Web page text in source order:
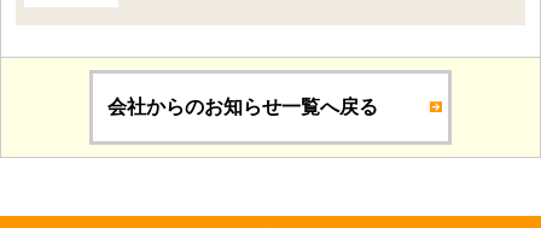
会社からのお知らせ一覧へ戻る